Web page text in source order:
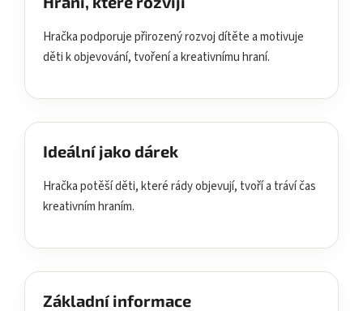
Hračka podporuje přirozený rozvoj dítěte a motivuje
děti k objevování, tvoření a kreativnímu hraní.
Ideální jako dárek
Hračka potěší děti, které rády objevují, tvoří a tráví čas
kreativním hraním.
Základní informace